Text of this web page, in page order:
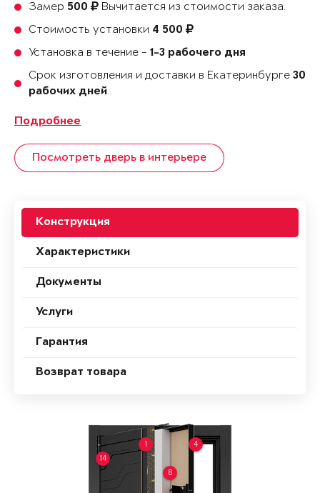
Замер 500
Вычитается из стоимости заказа.
Стоимость установки 4 500
Установка в течение - 1-3 рабочего дня
Срок изготовления и доставки в Екатеринбурге 30
рабочих дней.
Подробнее
Посмотреть дверь в интерьере
Конструкция
Характеристики
Документы
Услуги
Гарантия
Возврат товара
1 4
8
14